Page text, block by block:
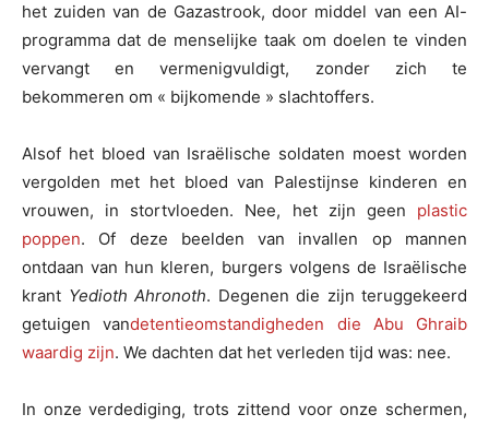
het zuiden van de Gazastrook, door middel van een AI-
programma dat de menselijke taak om doelen te vinden
vervangt en vermenigvuldigt, zonder zich te
bekommeren om « bijkomende » slachtoffers.
Alsof het bloed van Israëlische soldaten moest worden
vergolden met het bloed van Palestijnse kinderen en
vrouwen, in stortvloeden. Nee, het zijn geen plastic
poppen. Of deze beelden van invallen op mannen
ontdaan van hun kleren, burgers volgens de Israëlische
krant Yedioth Ahronoth. Degenen die zijn teruggekeerd
getuigen vandetentieomstandigheden die Abu Ghraib
waardig zijn. We dachten dat het verleden tijd was: nee.
In onze verdediging, trots zittend voor onze schermen,